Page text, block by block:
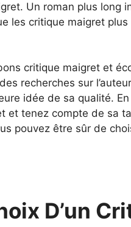
Un roman plus long
les critique maigret
critique maigret et
recherches sur
idée de sa qualité.
et tenez compte de sa
pouvez être sûr de
D’un